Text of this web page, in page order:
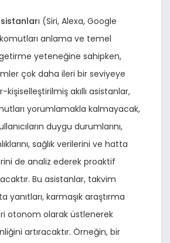
ı (Siri, Alexa, Google
anlama ve temel
yeteneğine sahipken,
çok daha ileri bir seviyeye
kişiselleştirilmiş akıllı asistanlar,
yorumlamakla kalmayacak,
duygu durumlarını,
sağlık verilerini ve hatta
de analiz ederek proaktif
Bu asistanlar, takvim
karmaşık araştırma
otonom olarak üstlenerek
artıracaktır. Örneğin, bir